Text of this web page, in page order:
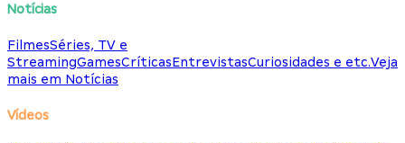
Notícias
FilmesSéries, TV e
StreamingGamesCríticasEntrevistasCuriosidades e etc.Veja
mais em Notícias
Vídeos